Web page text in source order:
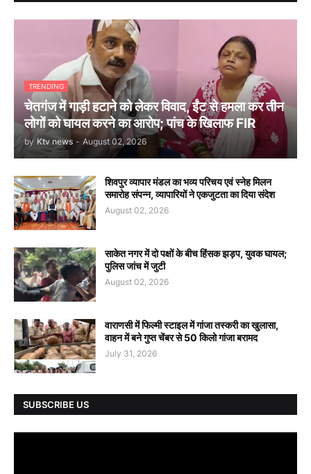
TRENDING
चेतगंज में गाड़ी हटाने को लेकर विवाद, ईंट से हमला कर तीन
लोगों को घायल करने का आरोप; पांच के खिलाफ FIR
by Ktv news - August 02, 2026
शिवपुर व्यापार मंडल का भव्य परिचय एवं स्नेह मिलन
समारोह संपन्न, व्यापारियों ने एकजुटता का दिया संदेश
August 02, 2026
साकेत नगर में दो पक्षों के बीच हिंसक झड़प, युवक घायल;
पुलिस जांच में जुटी
August 02, 2026
वाराणसी में फिल्मी स्टाइल में गांजा तस्करी का खुलासा,
वाहन में बने गुप्त चेंबर से 50 किलो गांजा बरामद
July 31, 2026
SUBSCRIBE US